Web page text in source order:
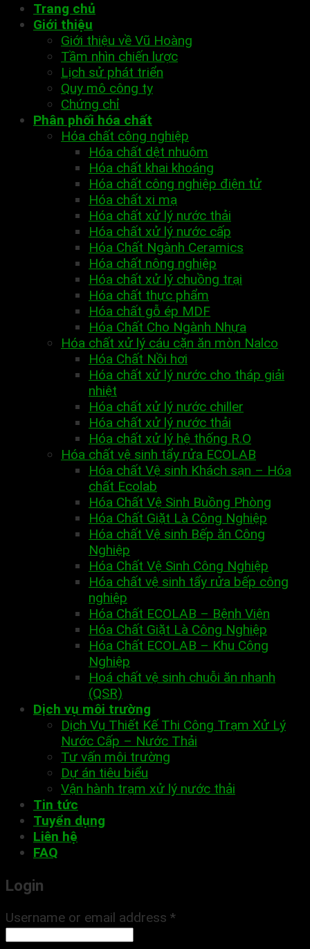
Trang chủ
Giới thiệu
Giới thiệu về Vũ Hoàng
Tầm nhìn chiến lược
Lịch sử phát triển
Quy mô công ty
Chứng chỉ
Phân phối hóa chất
Hóa chất công nghiệp
Hóa chất dệt nhuộm
Hóa chất khai khoáng
Hóa chất công nghiệp điện tử
Hóa chất xi mạ
Hóa chất xử lý nước thải
Hóa chất xử lý nước cấp
Hóa Chất Ngành Ceramics
Hóa chất nông nghiệp
Hóa chất xử lý chuồng trại
Hóa chất thực phẩm
Hóa chất gỗ ép MDF
Hóa Chất Cho Ngành Nhựa
Hóa chất xử lý cáu cặn ăn mòn Nalco
Hóa Chất Nồi hơi
Hóa chất xử lý nước cho tháp giải
nhiệt
Hóa chất xử lý nước chiller
Hóa chất xử lý nước thải
Hóa chất xử lý hệ thống R.O
Hóa chất vệ sinh tẩy rửa ECOLAB
Hóa chất Vệ sinh Khách sạn – Hóa
chất Ecolab
Hóa Chất Vệ Sinh Buồng Phòng
Hóa Chất Giặt Là Công Nghiệp
Hóa chất Vệ sinh Bếp ăn Công
Nghiệp
Hóa Chất Vệ Sinh Công Nghiệp
Hóa chất vệ sinh tẩy rửa bếp công
nghiệp
Hóa Chất ECOLAB – Bệnh Viện
Hóa Chất Giặt Là Công Nghiệp
Hóa Chất ECOLAB – Khu Công
Nghiệp
Hoá chất vệ sinh chuỗi ăn nhanh
(QSR)
Dịch vụ môi trường
Dịch Vụ Thiết Kế Thi Công Trạm Xử Lý
Nước Cấp – Nước Thải
Tư vấn môi trường
Dự án tiêu biểu
Vận hành trạm xử lý nước thải
Tin tức
Tuyển dụng
Liên hệ
FAQ
Login
Username or email address *